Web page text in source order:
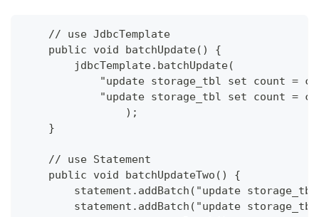
    // use JdbcTemplate
    public void batchUpdate() {
        jdbcTemplate.batchUpdate(
"update storage_tbl set count =
"update storage_tbl set count =
		);
    }
    // use Statement
    public void batchUpdateTwo() {
statement.addBatch("update
statement.addBatch("update